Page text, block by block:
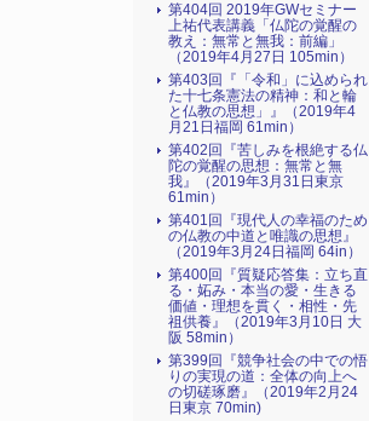
第404回 2019年GWセミナー
上祐代表講義「仏陀の覚醒の
教え：無常と無我：前編」
（2019年4月27日 105min）
第403回『「令和」に込められ
た十七条憲法の精神：和と輪
と仏教の思想」』（2019年4
月21日福岡 61min）
第402回『苦しみを根絶する仏
陀の覚醒の思想：無常と無
我』（2019年3月31日東京
61min）
第401回『現代人の幸福のため
の仏教の中道と唯識の思想』
（2019年3月24日福岡 64in）
第400回『質疑応答集：立ち直
る・妬み・本当の愛・生きる
価値・理想を貫く・相性・先
祖供養』（2019年3月10日 大
阪 58min）
第399回『競争社会の中での悟
りの実現の道：全体の向上へ
の切磋琢磨』（2019年2月24
日東京 70min)